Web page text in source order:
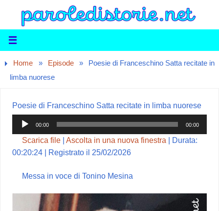
Home » Episode »
Poesie di Franceschino Satta recitate in
limba nuorese
Poesie di Franceschino Satta recitate in limba nuorese
Audio
Player
00:00 00:00
Scarica file |Ascolta in una nuova finestra | Durata:
00:20:24 | Registrato il 25/02/2026
Messa in voce di Tonino Mesina